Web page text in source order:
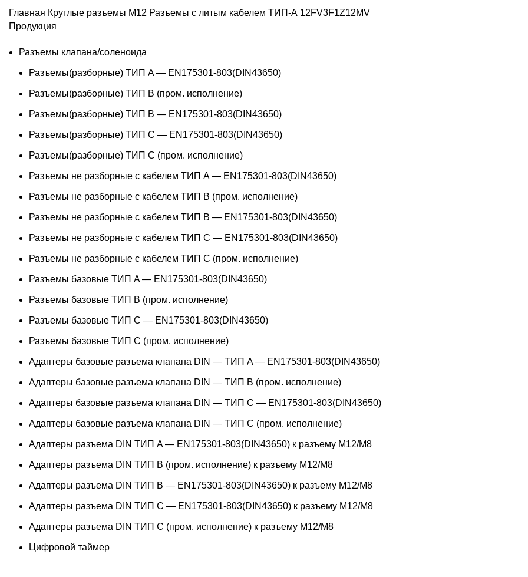
Главная Круглые разъемы M12 Разъемы с литым кабелем ТИП-А 12FV3F1Z12MV
Продукция
Разъемы клапана/соленоида
Разъемы(разборные) ТИП A — EN175301-803(DIN43650)
Разъемы(разборные) ТИП В (пром. исполнение)
Разъемы(разборные) ТИП B — EN175301-803(DIN43650)
Разъемы(разборные) ТИП C — EN175301-803(DIN43650)
Разъемы(разборные) ТИП С (пром. исполнение)
Разъемы не разборные с кабелем ТИП A — EN175301-803(DIN43650)
Разъемы не разборные с кабелем ТИП B (пром. исполнение)
Разъемы не разборные с кабелем ТИП B — EN175301-803(DIN43650)
Разъемы не разборные с кабелем ТИП C — EN175301-803(DIN43650)
Разъемы не разборные с кабелем ТИП C (пром. исполнение)
Разъемы базовые ТИП A — EN175301-803(DIN43650)
Разъемы базовые ТИП В (пром. исполнение)
Разъемы базовые ТИП C — EN175301-803(DIN43650)
Разъемы базовые ТИП C (пром. исполнение)
Адаптеры базовые разъема клапана DIN — ТИП A — EN175301-803(DIN43650)
Адаптеры базовые разъема клапана DIN — ТИП B (пром. исполнение)
Адаптеры базовые разъема клапана DIN — ТИП C — EN175301-803(DIN43650)
Адаптеры базовые разъема клапана DIN — ТИП C (пром. исполнение)
Адаптеры разъема DIN ТИП A — EN175301-803(DIN43650) к разъему M12/M8
Адаптеры разъема DIN ТИП B (пром. исполнение) к разъему M12/M8
Адаптеры разъема DIN ТИП B — EN175301-803(DIN43650) к разъему M12/M8
Адаптеры разъема DIN ТИП C — EN175301-803(DIN43650) к разъему M12/M8
Адаптеры разъема DIN ТИП C (пром. исполнение) к разъему M12/M8
Цифровой таймер